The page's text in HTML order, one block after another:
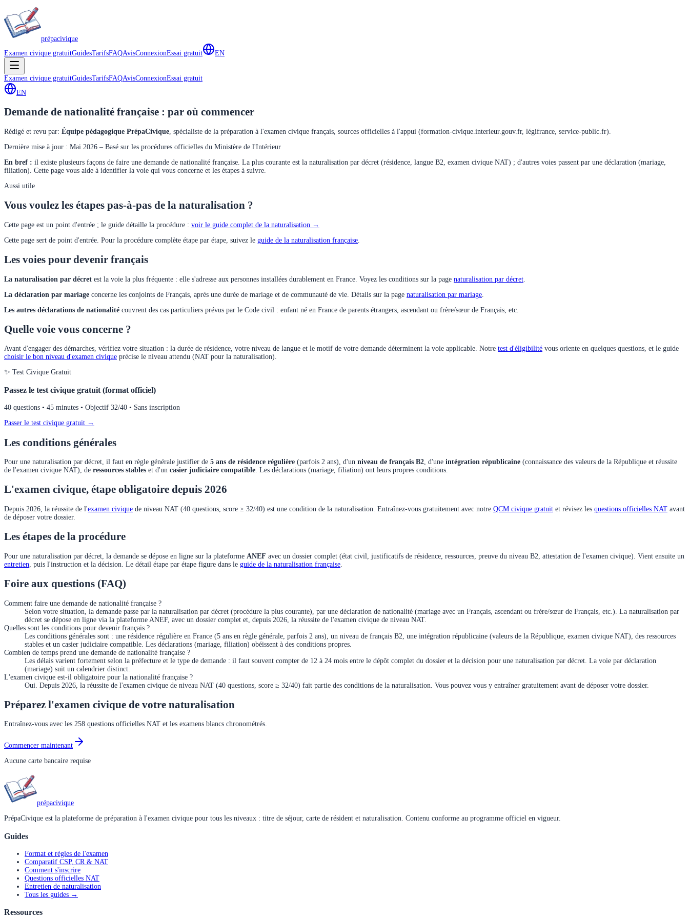
prépacivique
Examen civique gratuitGuidesTarifsFAQAvisConnexionEssai gratuit EN
Examen civique gratuitGuidesTarifsFAQAvisConnexionEssai gratuit
EN
Demande de nationalité française : par où commencer
Rédigé et revu par: Équipe pédagogique PrépaCivique spécialiste de la préparation à l'examen civique français, sources officielles à l'appui (formation-civique.interieur.gouv.fr, légifrance, service-public.fr).
Dernière mise à jour : Mai 2026 – Basé sur les procédures officielles du Ministère de l'Intérieur
En bref : il existe plusieurs façons de faire une demande de nationalité française. La plus courante est la naturalisation par décret (résidence, langue B2, examen civique NAT) ; d'autres voies passent par une déclaration (mariage,
filiation). Cette page vous aide à identifier la voie qui vous concerne et les étapes à suivre.
Aussi utile
Vous voulez les étapes pas-à-pas de la naturalisation ?
Cette page est un point d'entrée ; le guide détaille la procédure : voir le guide complet de la naturalisation →
Cette page sert de point d'entrée. Pour la procédure complète étape par étape, suivez le guide de la naturalisation française
Les voies pour devenir français
La naturalisation par décret est la voie la plus fréquente : elle s'adresse aux personnes installées durablement en France. Voyez les conditions sur la page naturalisation par décret
La déclaration par mariage concerne les conjoints de Français, après une durée de mariage et de communauté de vie. Détails sur la page naturalisation par mariage
Les autres déclarations de nationalité couvrent des cas particuliers prévus par le Code civil : enfant né en France de parents étrangers, ascendant ou frère/sœur de Français, etc.
Quelle voie vous concerne ?
Avant d'engager des démarches, vérifiez votre situation : la durée de résidence, votre niveau de langue et le motif de votre demande déterminent la voie applicable. Notre test d'éligibilité vous oriente en quelques questions, et le guide
choisir le bon niveau d'examen civique précise le niveau attendu (NAT pour la naturalisation).
✨ Test Civique Gratuit
Passez le test civique gratuit (format officiel)
40 questions • 45 minutes • Objectif 32/40 • Sans inscription
Passer le test civique gratuit →
Les conditions générales
Pour une naturalisation par décret, il faut en règle générale justifier de 5 ans de résidence régulière (parfois 2 ans), d'un niveau de français B2 , d'une intégration républicaine (connaissance des valeurs de la République et réussite
de l'examen civique NAT), de ressources stables et d'un casier judiciaire compatible . Les déclarations (mariage, filiation) ont leurs propres conditions.
L'examen civique, étape obligatoire depuis 2026
Depuis 2026, la réussite de l'examen civique de niveau NAT (40 questions, score ≥ 32/40) est une condition de la naturalisation. Entraînez-vous gratuitement avec notre QCM civique gratuit et révisez les questions officielles NAT avant
de déposer votre dossier.
Les étapes de la procédure
Pour une naturalisation par décret, la demande se dépose en ligne sur la plateforme ANEF avec un dossier complet (état civil, justificatifs de résidence, ressources, preuve du niveau B2, attestation de l'examen civique). Vient ensuite un
entretien , puis l'instruction et la décision. Le détail étape par étape figure dans le guide de la naturalisation française
Foire aux questions (FAQ)
Comment faire une demande de nationalité française ?
Selon votre situation, la demande passe par la naturalisation par décret (procédure la plus courante), par une déclaration de nationalité (mariage avec un Français, ascendant ou frère/sœur de Français, etc.). La naturalisation par
décret se dépose en ligne via la plateforme ANEF, avec un dossier complet et, depuis 2026, la réussite de l'examen civique de niveau NAT.
Quelles sont les conditions pour devenir français ?
Les conditions générales sont : une résidence régulière en France (5 ans en règle générale, parfois 2 ans), un niveau de français B2, une intégration républicaine (valeurs de la République, examen civique NAT), des ressources
stables et un casier judiciaire compatible. Les déclarations (mariage, filiation) obéissent à des conditions propres.
Combien de temps prend une demande de nationalité française ?
Les délais varient fortement selon la préfecture et le type de demande : il faut souvent compter de 12 à 24 mois entre le dépôt complet du dossier et la décision pour une naturalisation par décret. La voie par déclaration
(mariage) suit un calendrier distinct.
L'examen civique est-il obligatoire pour la nationalité française ?
Oui. Depuis 2026, la réussite de l'examen civique de niveau NAT (40 questions, score ≥ 32/40) fait partie des conditions de la naturalisation. Vous pouvez vous y entraîner gratuitement avant de déposer votre dossier.
Préparez l'examen civique de votre naturalisation
Entraînez-vous avec les 258 questions officielles NAT et les examens blancs chronométrés.
Commencer maintenant
Aucune carte bancaire requise
prépacivique
PrépaCivique est la plateforme de préparation à l'examen civique pour tous les niveaux : titre de séjour, carte de résident et naturalisation. Contenu conforme au programme officiel en vigueur.
Guides
Format et règles de l'examen
Comparatif CSP, CR & NAT
Comment s'inscrire
Questions officielles NAT
Entretien de naturalisation
Tous les guides →
Ressources